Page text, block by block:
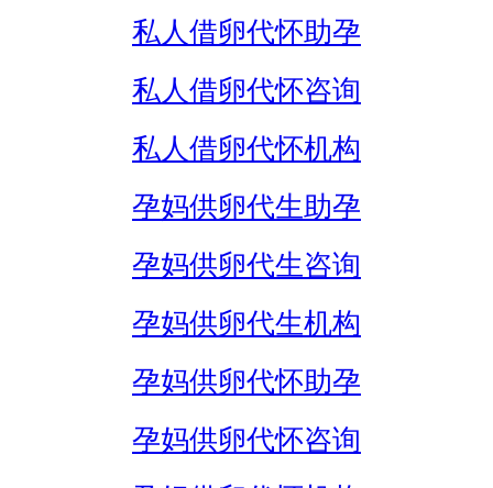
私人借卵代怀助孕
私人借卵代怀咨询
私人借卵代怀机构
孕妈供卵代生助孕
孕妈供卵代生咨询
孕妈供卵代生机构
孕妈供卵代怀助孕
孕妈供卵代怀咨询